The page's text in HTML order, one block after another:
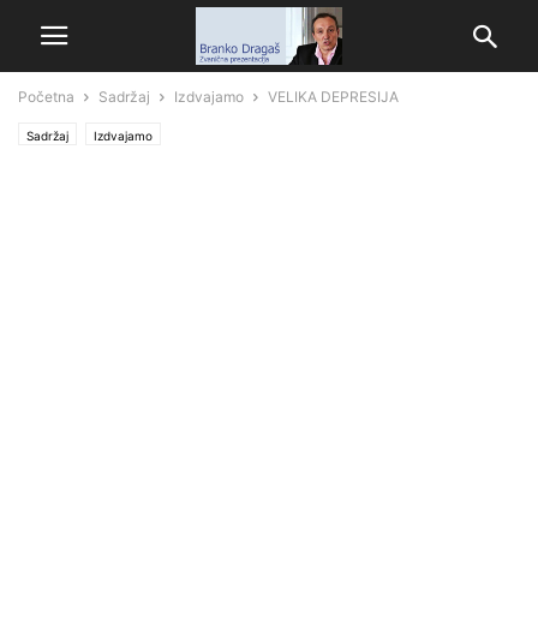
Početna Sadržaj Izdvajamo VELIKA DEPRESIJA
Sadržaj Izdvajamo